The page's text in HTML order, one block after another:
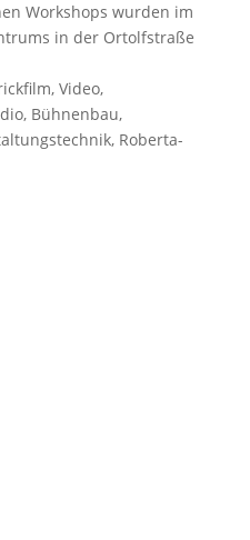
Workshops wurden im
in der Ortolfstraße
Video,
Bühnenbau,
Roberta-